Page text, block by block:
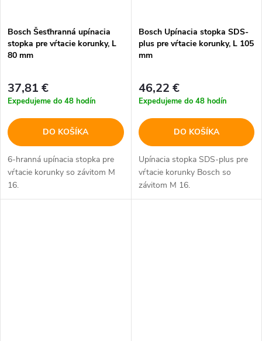
Bosch Šesťhranná upínacia
stopka pre vŕtacie korunky, L
80 mm
37,81 €
Expedujeme do 48 hodín
DO KOŠÍKA
6-hranná upínacia stopka pre
vŕtacie korunky so závitom M
16.
Bosch Upínacia stopka SDS-
plus pre vŕtacie korunky, L 105
mm
46,22 €
Expedujeme do 48 hodín
DO KOŠÍKA
Upínacia stopka SDS-plus pre
vŕtacie korunky Bosch so
závitom M 16.